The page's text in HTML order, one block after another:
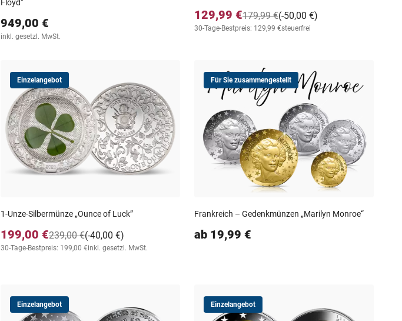
Floyd“
949,00 €
inkl. gesetzl. MwSt.
129,99 € (-50,00 €)
179,99 €
30-Tage-Bestpreis: 129,99 €steuerfrei
Einzelangebot
1-Unze-Silbermünze „Ounce of Luck”
199,00 € (-40,00 €)
239,00 €
30-Tage-Bestpreis: 199,00 €inkl. gesetzl. MwSt.
Für Sie zusammengestellt
Frankreich – Gedenkmünzen „Marilyn Monroe“
ab 19,99 €
Einzelangebot Einzelangebot